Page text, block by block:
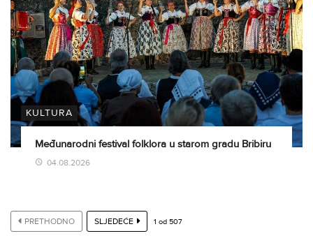
KULTURA
Međunarodni festival folklora u starom gradu Bribiru
04.08.2026
PRETHODNO SLJEDEĆE 1 od 507